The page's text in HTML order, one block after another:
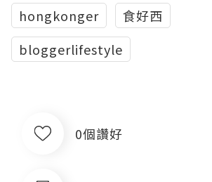
hongkonger
食好西
bloggerlifestyle
0個讚好